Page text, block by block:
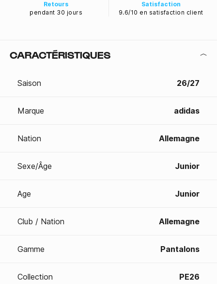
Retours
pendant 30 jours
Satisfaction
9.6/10 en satisfaction client
CARACTÉRISTIQUES
Saison 26/27
Marque adidas
Nation Allemagne
Sexe/Âge Junior
Age Junior
Club / Nation Allemagne
Gamme Pantalons
Collection PE26